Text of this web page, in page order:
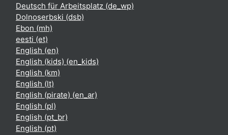
Deutsch für Arbeitsplatz ‎(de_wp)‎
Dolnoserbski ‎(dsb)‎
Ebon ‎(mh)‎
eesti ‎(et)‎
English ‎(en)‎
English (kids) ‎(en_kids)‎
English ‎(km)‎
English ‎(lt)‎
English (pirate) ‎(en_ar)‎
English ‎(pl)‎
English ‎(pt_br)‎
English ‎(pt)‎